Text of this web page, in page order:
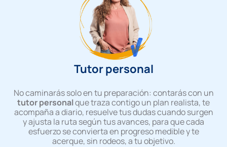
Tutor personal
No caminarás solo en tu preparación: contarás con un
tutor personalque traza contigo un plan realista, te
acompaña a diario, resuelve tus dudas cuando surgen
y ajusta la ruta según tus avances, para que cada
esfuerzo se convierta en progreso medible y te
acerque, sin rodeos, a tu objetivo.